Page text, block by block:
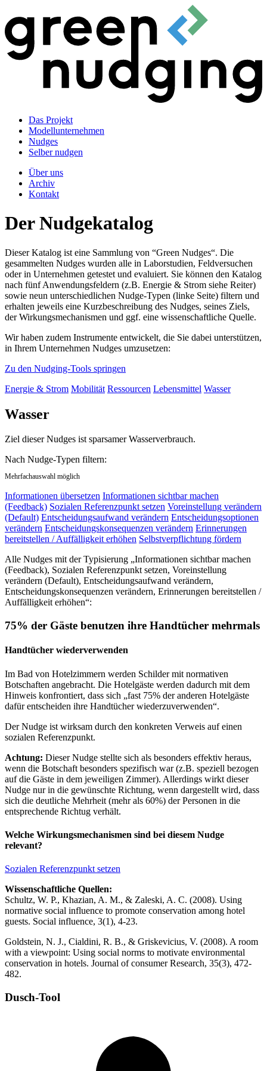
Das Projekt
Modellunternehmen
Nudges
Selber nudgen
Über uns
Archiv
Kontakt
Der Nudgekatalog
Dieser Katalog ist eine Sammlung von “Green Nudges“. Die
gesammelten Nudges wurden alle in Laborstudien, Feldversuchen
oder in Unternehmen getestet und evaluiert. Sie können den Katalog
nach fünf Anwendungsfeldern (z.B. Energie & Strom siehe Reiter)
sowie neun unterschiedlichen Nudge-Typen (linke Seite) filtern und
erhalten jeweils eine Kurzbeschreibung des Nudges, seines Ziels,
der Wirkungsmechanismen und ggf. eine wissenschaftliche Quelle.
Wir haben zudem Instrumente entwickelt, die Sie dabei unterstützen,
in Ihrem Unternehmen Nudges umzusetzen:
Zu den Nudging-Tools springen
Energie & Strom Mobilität Ressourcen Lebensmittel Wasser
Wasser
Ziel dieser Nudges ist sparsamer Wasserverbrauch.
Nach Nudge-Typen filtern:
Mehrfachauswahl möglich
Informationen übersetzen Informationen sichtbar machen
(Feedback) Sozialen Referenzpunkt setzen Voreinstellung verändern
(Default) Entscheidungsaufwand verändern Entscheidungsoptionen
verändern Entscheidungskonsequenzen verändern Erinnerungen
bereitstellen / Auffälligkeit erhöhen Selbstverpflichtung fördern
Alle Nudges mit der Typisierung „Informationen sichtbar machen
(Feedback), Sozialen Referenzpunkt setzen, Voreinstellung
verändern (Default), Entscheidungsaufwand verändern,
Entscheidungskonsequenzen verändern, Erinnerungen bereitstellen /
Auffälligkeit erhöhen“:
75% der Gäste benutzen ihre Handtücher mehrmals
Handtücher wiederverwenden
Im Bad von Hotelzimmern werden Schilder mit normativen
Botschaften angebracht. Die Hotelgäste werden dadurch mit dem
Hinweis konfrontiert, dass sich „fast 75% der anderen Hotelgäste
dafür entscheiden ihre Handtücher wiederzuverwenden“.
Der Nudge ist wirksam durch den konkreten Verweis auf einen
sozialen Referenzpunkt.
Achtung: Dieser Nudge stellte sich als besonders effektiv heraus,
wenn die Botschaft besonders spezifisch war (z.B. speziell bezogen
auf die Gäste in dem jeweiligen Zimmer). Allerdings wirkt dieser
Nudge nur in die gewünschte Richtung, wenn dargestellt wird, dass
sich die deutliche Mehrheit (mehr als 60%) der Personen in die
entsprechende Richtug verhält.
Welche Wirkungsmechanismen sind bei diesem Nudge
relevant?
Sozialen Referenzpunkt setzen
Wissenschaftliche Quellen:
Schultz, W. P., Khazian, A. M., & Zaleski, A. C. (2008). Using
normative social influence to promote conservation among hotel
guests. Social influence, 3(1), 4-23.
Goldstein, N. J., Cialdini, R. B., & Griskevicius, V. (2008). A room
with a viewpoint: Using social norms to motivate environmental
conservation in hotels. Journal of consumer Research, 35(3), 472-
482.
Dusch-Tool